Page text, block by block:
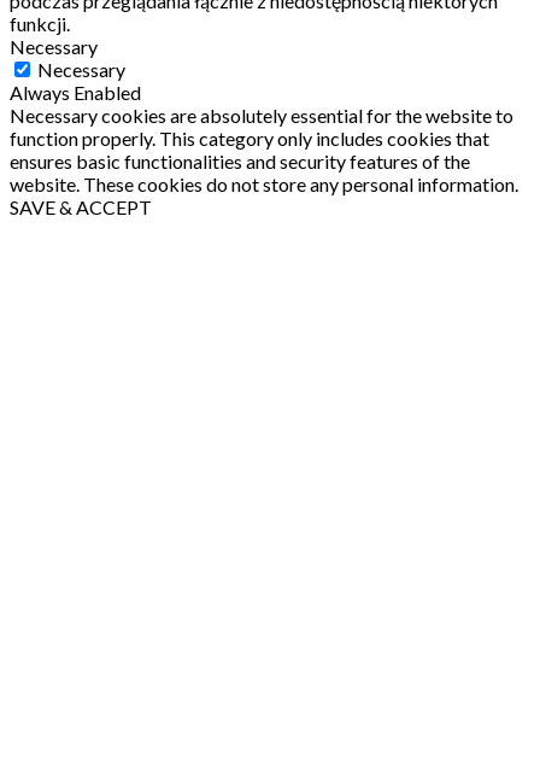
funkcji.
Necessary
Necessary
Always Enabled
Necessary cookies are absolutely essential for the website to
function properly. This category only includes cookies that
ensures basic functionalities and security features of the
website. These cookies do not store any personal information.
SAVE & ACCEPT